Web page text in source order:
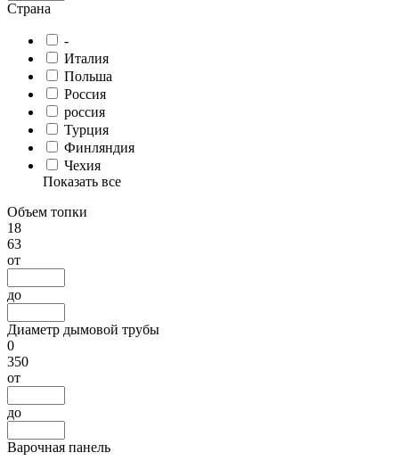
Страна
-
Италия
Польша
Россия
россия
Турция
Финляндия
Чехия
Показать все
Объем топки
18
63
от
до
Диаметр дымовой трубы
0
350
от
до
Варочная панель